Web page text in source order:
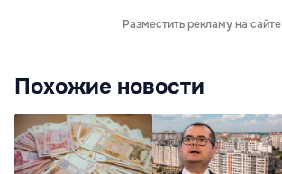
Разместить рекламу на сайте
Похожие новости